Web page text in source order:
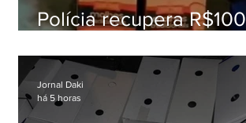
Polícia recupera R$100
Baixada Fluminense
Jornal Daki
há 5 horas